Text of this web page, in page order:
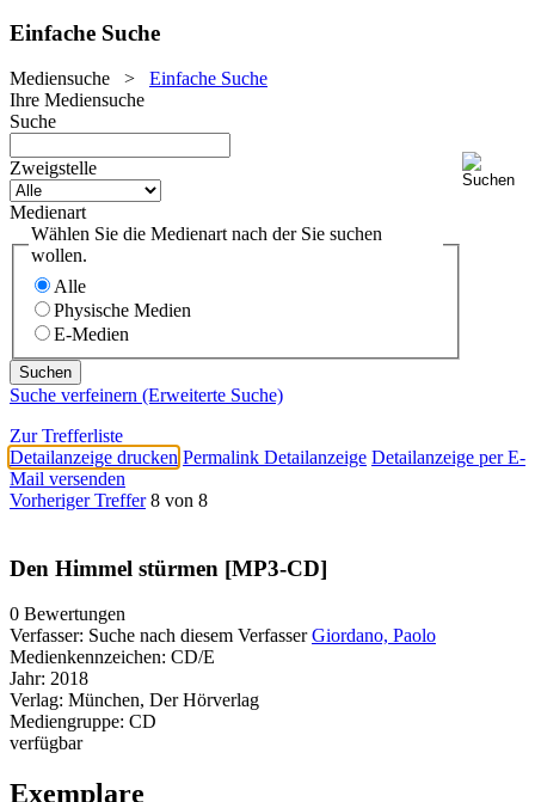
Einfache Suche
Mediensuche > Einfache Suche
Ihre Mediensuche
Suche
Zweigstelle
Medienart
Wählen Sie die Medienart nach der Sie suchen
wollen.
Alle
Physische Medien
E-Medien
Suche verfeinern (Erweiterte Suche)
Zur Trefferliste
Detailanzeige drucken Permalink Detailanzeige Detailanzeige per E-
Mail versenden
Vorheriger Treffer 8 von 8
Den Himmel stürmen [MP3-CD]
0 Bewertungen
Verfasser: Suche nach diesem Verfasser Giordano, Paolo
Medienkennzeichen: CD/E
Jahr: 2018
Verlag: München, Der Hörverlag
Mediengruppe: CD
verfügbar
Exemplare